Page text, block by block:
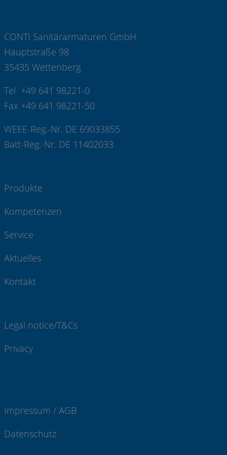
CONTI Sanitärarmaturen GmbH
Hauptstraße 98
35435 Wettenberg
Tel +49 641 98221-0
Fax +49 641 98221-50
WEEE-Reg.-Nr. DE 69033855
Batt-Reg.-Nr. DE 11402033
Produkte
Kompetenzen
Service
Aktuelles
Kontakt
Legal notice/T&Cs
Privacy
Impressum / AGB
Datenschutz